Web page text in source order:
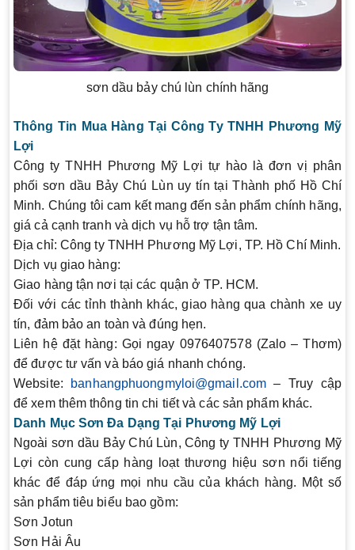
sơn dầu bảy chú lùn chính hãng
Thông Tin Mua Hàng Tại Công Ty TNHH Phương Mỹ
Lợi
Công ty TNHH Phương Mỹ Lợi tự hào là đơn vị phân
phối sơn dầu Bảy Chú Lùn uy tín tại Thành phố Hồ Chí
Minh. Chúng tôi cam kết mang đến sản phẩm chính hãng,
giá cả cạnh tranh và dịch vụ hỗ trợ tận tâm.
Địa chỉ: Công ty TNHH Phương Mỹ Lợi, TP. Hồ Chí Minh.
Dịch vụ giao hàng:
Giao hàng tận nơi tại các quận ở TP. HCM.
Đối với các tỉnh thành khác, giao hàng qua chành xe uy
tín, đảm bảo an toàn và đúng hẹn.
Liên hệ đặt hàng: Gọi ngay 0976407578 (Zalo – Thơm)
để được tư vấn và báo giá nhanh chóng.
Website:
banhangphuongmyloi@gmail.com – Truy cập
để xem thêm thông tin chi tiết và các sản phẩm khác.
Danh Mục Sơn Đa Dạng Tại Phương Mỹ Lợi
Ngoài sơn dầu Bảy Chú Lùn, Công ty TNHH Phương Mỹ
Lợi còn cung cấp hàng loạt thương hiệu sơn nổi tiếng
khác để đáp ứng mọi nhu cầu của khách hàng. Một số
sản phẩm tiêu biểu bao gồm:
Sơn Jotun
Sơn Hải Âu